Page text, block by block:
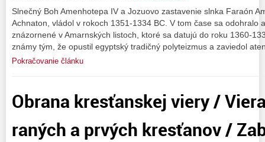
Slnečný Boh Amenhotepa IV a Jozuovo zastavenie slnka Faraón
Achnaton, vládol v rokoch 1351-1334 BC. V tom čase sa odohralo
znázornené v Amarnských listoch, ktoré sa datujú do roku 1360-
známy tým, že opustil egyptský tradičný polyteizmus a zaviedol
Pokračovanie článku
Obrana kresťanskej viery /
raných a prvých kresťanov /